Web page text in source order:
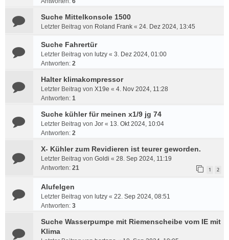
Suche Mittelkonsole 1500
Letzter Beitrag von Roland Frank « 24. Dez 2024, 13:45
Suche Fahrertür
Letzter Beitrag von lutzy « 3. Dez 2024, 01:00
Antworten: 2
Halter klimakompressor
Letzter Beitrag von X19e « 4. Nov 2024, 11:28
Antworten: 1
Suche kühler für meinen x1/9 jg 74
Letzter Beitrag von Jor « 13. Okt 2024, 10:04
Antworten: 2
X- Kühler zum Revidieren ist teurer geworden.
Letzter Beitrag von Goldi « 28. Sep 2024, 11:19
Antworten: 21 1 2
Alufelgen
Letzter Beitrag von lutzy « 22. Sep 2024, 08:51
Antworten: 3
Suche Wasserpumpe mit Riemenscheibe vom IE mit
Klima